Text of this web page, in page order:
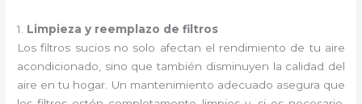
1. Limpieza y reemplazo de filtros
Los filtros sucios no solo afectan el rendimiento de tu aire
acondicionado, sino que también disminuyen la calidad del
aire en tu hogar. Un mantenimiento adecuado asegura que